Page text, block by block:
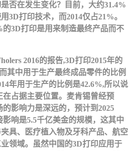
否在发生变化？目前，大约31.4%
3D打印技术，而2014仅占21%。
3D打印是用来制造最终产品而不
2016的报告,3D打印2015年的
其中用于生产最终成品零件的比例
年用于生产的比例是42.6%,所以说
占据主要位置。麦肯锡曾经预
影响力是深远的，预计到2025
响是5.5千亿美金的规模，这其中
具、医疗植入物及牙科产品、航空
领域。虽然中国的3D打印应用于